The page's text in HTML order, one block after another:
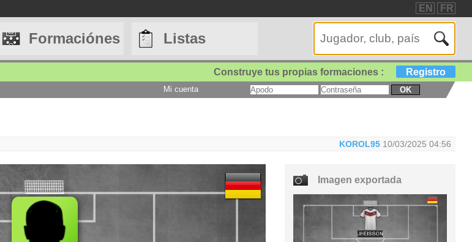
EN FR
Formaciónes Listas
Construye tus propias formaciones : Registro
Mi cuenta OK
KOROL95 10/03/2025 04:56
Imagen exportada